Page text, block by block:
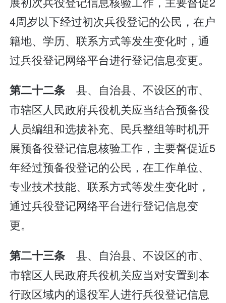
4周岁以下经过初次兵役登记的公民，在户
籍地、学历、联系方式等发生变化时，通
过兵役登记网络平台进行登记信息变更。
第二十二条 县、自治县、不设区的市、
市辖区人民政府兵役机关应当结合预备役
人员编组和选拔补充、民兵整组等时机开
展预备役登记信息核验工作，主要督促近5
年经过预备役登记的公民，在工作单位、
专业技术技能、联系方式等发生变化时，
通过兵役登记网络平台进行登记信息变
更。
第二十三条 县、自治县、不设区的市、
市辖区人民政府兵役机关应当对安置到本
行政区域内的退役军人进行兵役登记信息